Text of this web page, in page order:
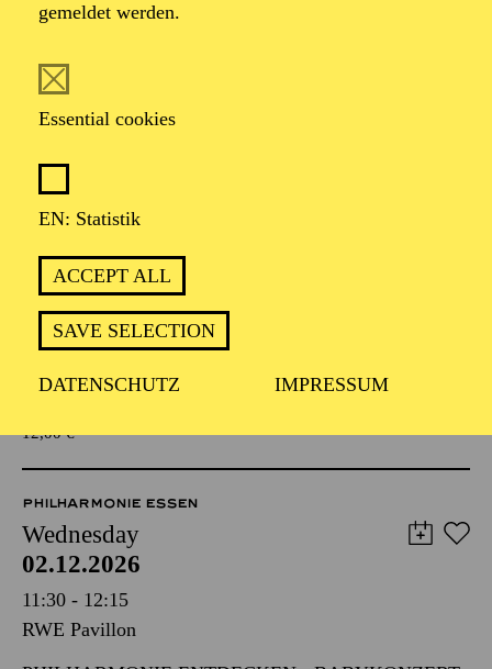
gemeldet werden.
Essential cookies
EN: Statistik
ACCEPT ALL
SAVE SELECTION
DATENSCHUTZ IMPRESSUM
PHILHARMONIE ESSEN
Wednesday
02.12.2026
09:30 - 10:15
RWE Pavillon
"HÖR MAL, WIE DAS
KLINGT" I
Für Babys bis 1 Jahr
TICKETS
12,00€
PHILHARMONIE ESSEN
Wednesday
02.12.2026
11:30 - 12:15
RWE Pavillon